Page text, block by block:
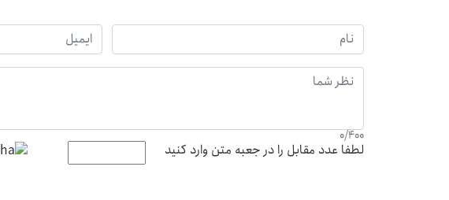
0/400
لطفا عدد مقابل را در جعبه متن وارد کنید